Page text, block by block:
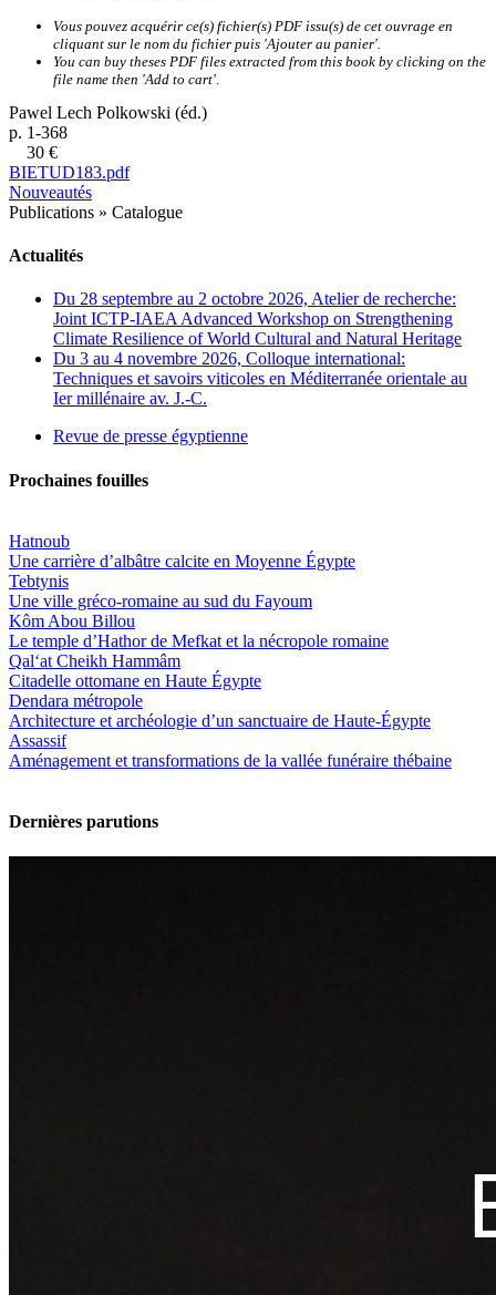
Vous pouvez acquérir ce(s) fichier(s) PDF issu(s) de cet ouvrage en
cliquant sur le nom du fichier puis 'Ajouter au panier'.
You can buy theses PDF files extracted from this book by clicking on the
file name then 'Add to cart'
Pawel Lech Polkowski (éd.)
p. 1-368
30 €
BIETUD183.pdf
Nouveautés
Publications » Catalogue
Actualités
Du 28 septembre au 2 octobre 2026, Atelier de recherche:
Joint ICTP-IAEA Advanced Workshop on Strengthening
Climate Resilience of World Cultural and Natural Heritage
Du 3 au 4 novembre 2026, Colloque international:
Techniques et savoirs viticoles en Méditerranée orientale au
Ier millénaire av. J.-C.
Revue de presse égyptienne
Prochaines fouilles
Hatnoub
Une carrière d’albâtre calcite en Moyenne Égypte
Tebtynis
Une ville gréco-romaine au sud du Fayoum
Kôm Abou Billou
Le temple d’Hathor de Mefkat et la nécropole romaine
Qal‘at Cheikh Hammâm
Citadelle ottomane en Haute Égypte
Dendara métropole
Architecture et archéologie d’un sanctuaire de Haute-Égypte
Assassif
Aménagement et transformations de la vallée funéraire thébaine
Dernières parutions